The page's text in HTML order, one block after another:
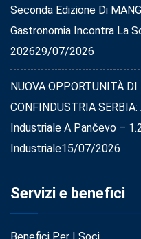
Seconda Edizione Di
Gastronomia Incontra La
202629/07/2026
NUOVA OPPORTUNITÀ
CONFINDUSTRIA
Industriale A Pančevo –
Industriale15/07/2026
Servizi e benefici